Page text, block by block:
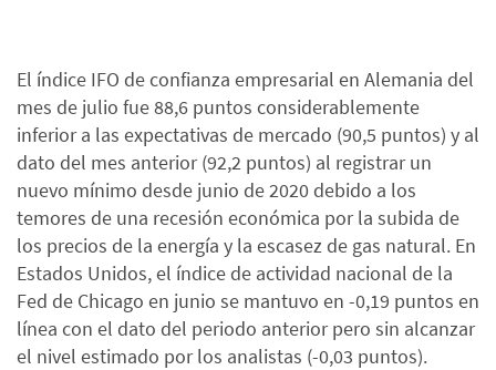
El índice IFO de confianza empresarial en Alemania del
mes de julio fue 88,6 puntos considerablemente
inferior a las expectativas de mercado (90,5 puntos) y al
dato del mes anterior (92,2 puntos) al registrar un
nuevo mínimo desde junio de 2020 debido a los
temores de una recesión económica por la subida de
los precios de la energía y la escasez de gas natural. En
Estados Unidos, el índice de actividad nacional de la
Fed de Chicago en junio se mantuvo en -0,19 puntos en
línea con el dato del periodo anterior pero sin alcanzar
el nivel estimado por los analistas (-0,03 puntos).